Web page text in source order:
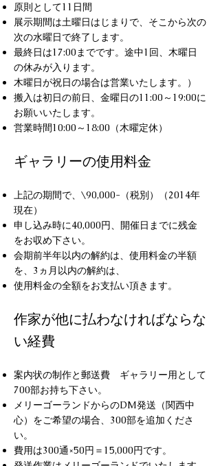
原則として11日間
展示期間は土曜日はじまりで、そこから次の
次の水曜日で終了します。
最終日は17:00までです。途中1回、木曜日
の休みが入ります。
木曜日が祝日の場合は営業いたします。）
搬入は初日の前日、金曜日の11:00～19:00に
お願いいたします。
営業時間10:00～18:00（木曜定休）
ギャラリーの使用料金
上記の期間で、\90,000-（税別）（2014年
現在）
申し込み時に40,000円、開催日までに残金
をお収め下さい。
会期前半年以内の解約は、使用料金の半額
を、3ヵ月以内の解約は、
使用料金の全額をお支払い頂きます。
作家が他に払わなければならな
い経費
案内状の制作と郵送費 ギャラリー用として
700部お持ち下さい。
メリーゴーランドからのDM発送（関西中
心）をご希望の場合、 300部を追加くださ
い。
費用は300通×50円＝15,000円です。